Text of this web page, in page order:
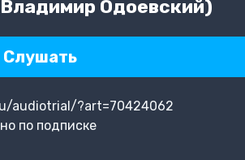
Одоевский)
Слушать
audiotrial/?art=70424062
по подписке